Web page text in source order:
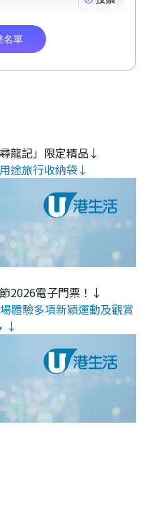
龍記」限定精品↓
途旅行收納袋↓
2026電子門票！↓
體驗多項新穎運動及觀賞
↓